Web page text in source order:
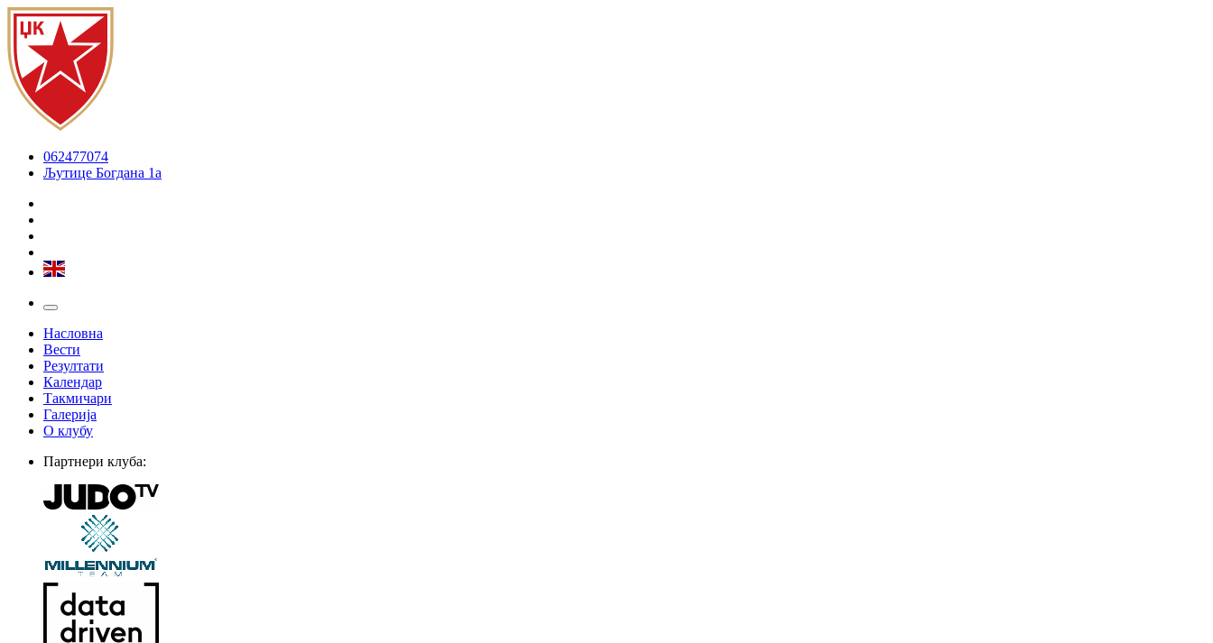
062477074
Љутице Богдана 1а
Насловна
Вести
Резултати
Календар
Такмичари
Галерија
О клубу
Партнери клуба: